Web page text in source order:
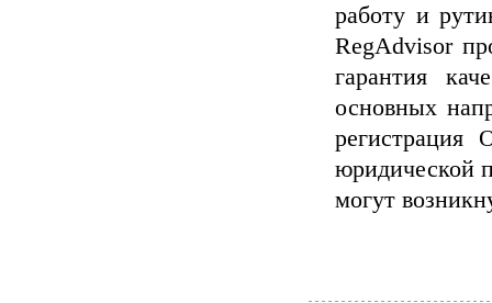
работу и
RegAdvisor
гарантия
основных
юридической
могут